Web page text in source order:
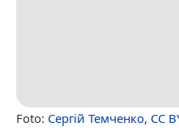
Foto: Сергій Темченко, CC